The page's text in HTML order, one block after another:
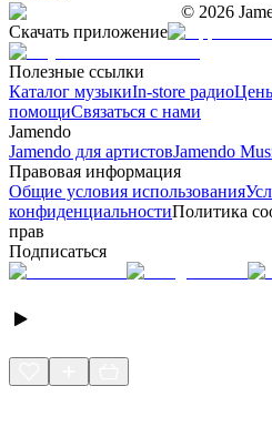
© 2026
Скачать приложение
Полезные ссылки
Каталог музыкиIn-store радио
помощиСвязаться с нами
Jamendo
Jamendo для артистовJamendo
Правовая информация
Общие условия использования
конфиденциальностиПолитика
прав
Подписаться